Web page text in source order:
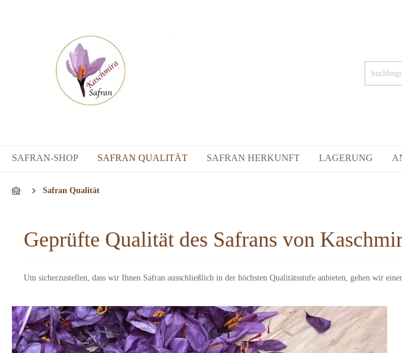
SAFRAN-SHOP SAFRAN QUALITÄT SAFRAN HERKUNFT LAGERUNG
Safran Qualität
Geprüfte Qualität des Safrans von
Um sicherzustellen, dass wir Ihnen Safran ausschließlich in der höchsten Qualitätsstufe anbieten, gehen wir